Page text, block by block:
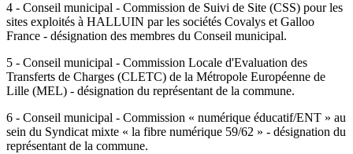
4 - Conseil municipal - Commission de Suivi de Site (CSS) pour les
sites exploités à HALLUIN par les sociétés Covalys et Galloo
France - désignation des membres du Conseil municipal.
5 - Conseil municipal - Commission Locale d'Evaluation des
Transferts de Charges (CLETC) de la Métropole Européenne de
Lille (MEL) - désignation du représentant de la commune.
6 - Conseil municipal - Commission « numérique éducatif/ENT » au
sein du Syndicat mixte « la fibre numérique 59/62 » - désignation du
représentant de la commune.